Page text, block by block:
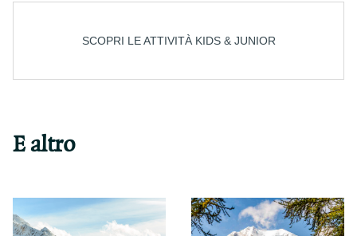
SCOPRI LE ATTIVITÀ KIDS & JUNIOR
E altro